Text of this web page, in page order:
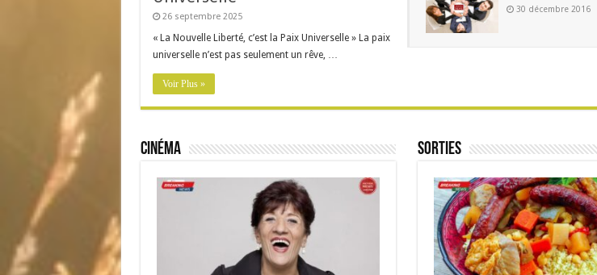
26 septembre 2025
« La Nouvelle Liberté, c’est la Paix Universelle » La paix
universelle n’est pas seulement un rêve, …
Voir Plus »
30 décembre 2016
Cinéma Sorties